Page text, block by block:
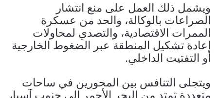
ويشمل ذلك العمل على منع انتشار
الصراعات بالوكالة، والحد من عسكرة
الممرات الاقتصادية، والتصدي لمحاولات
إعادة تشكيل المنطقة عبر الضغوط الخارجية
أو التفتيت الداخلي.
ويتجلى التنافس بين المحورين في ساحات
متعددة تمتد من البحر الأحمر إلى جنوب آسيا،